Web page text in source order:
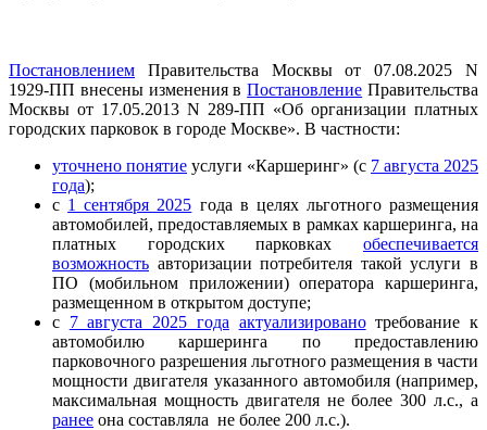
Постановлением Правительства Москвы от 07.08.2025 N
1929-ПП внесены изменения вПостановление Правительства
Москвы от 17.05.2013 N 289-ПП «Об организации платных
городских парковок в городе Москве». В частности:
уточнено понятие услуги «Каршеринг» (с 7 августа 2025
года);
с 1 сентября 2025 года в целях льготного размещения
автомобилей, предоставляемых в рамках каршеринга, на
платных городских парковках обеспечивается
возможность авторизации потребителя такой услуги в
ПО (мобильном приложении) оператора каршеринга,
размещенном в открытом доступе;
с 7 августа 2025 года актуализированотребование к
автомобилю каршеринга по предоставлению
парковочного разрешения льготного размещения в части
мощности двигателя указанного автомобиля (например,
максимальная мощность двигателя не более 300 л.с., а
ранее она составляла не более 200 л.с.).